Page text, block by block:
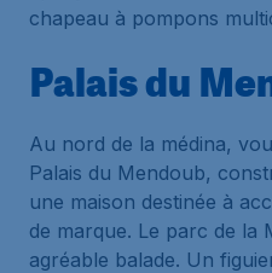
chapeau à pompons
Palais du
Au nord de la médina,
Palais du Mendoub,
une maison destinée à
de marque. Le parc de la
agréable balade. Un